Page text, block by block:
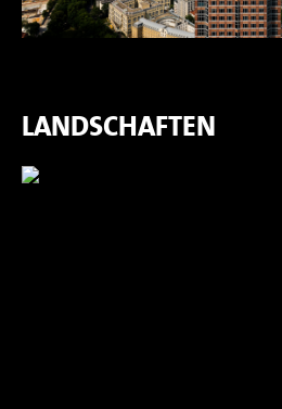
LANDSCHAFTEN